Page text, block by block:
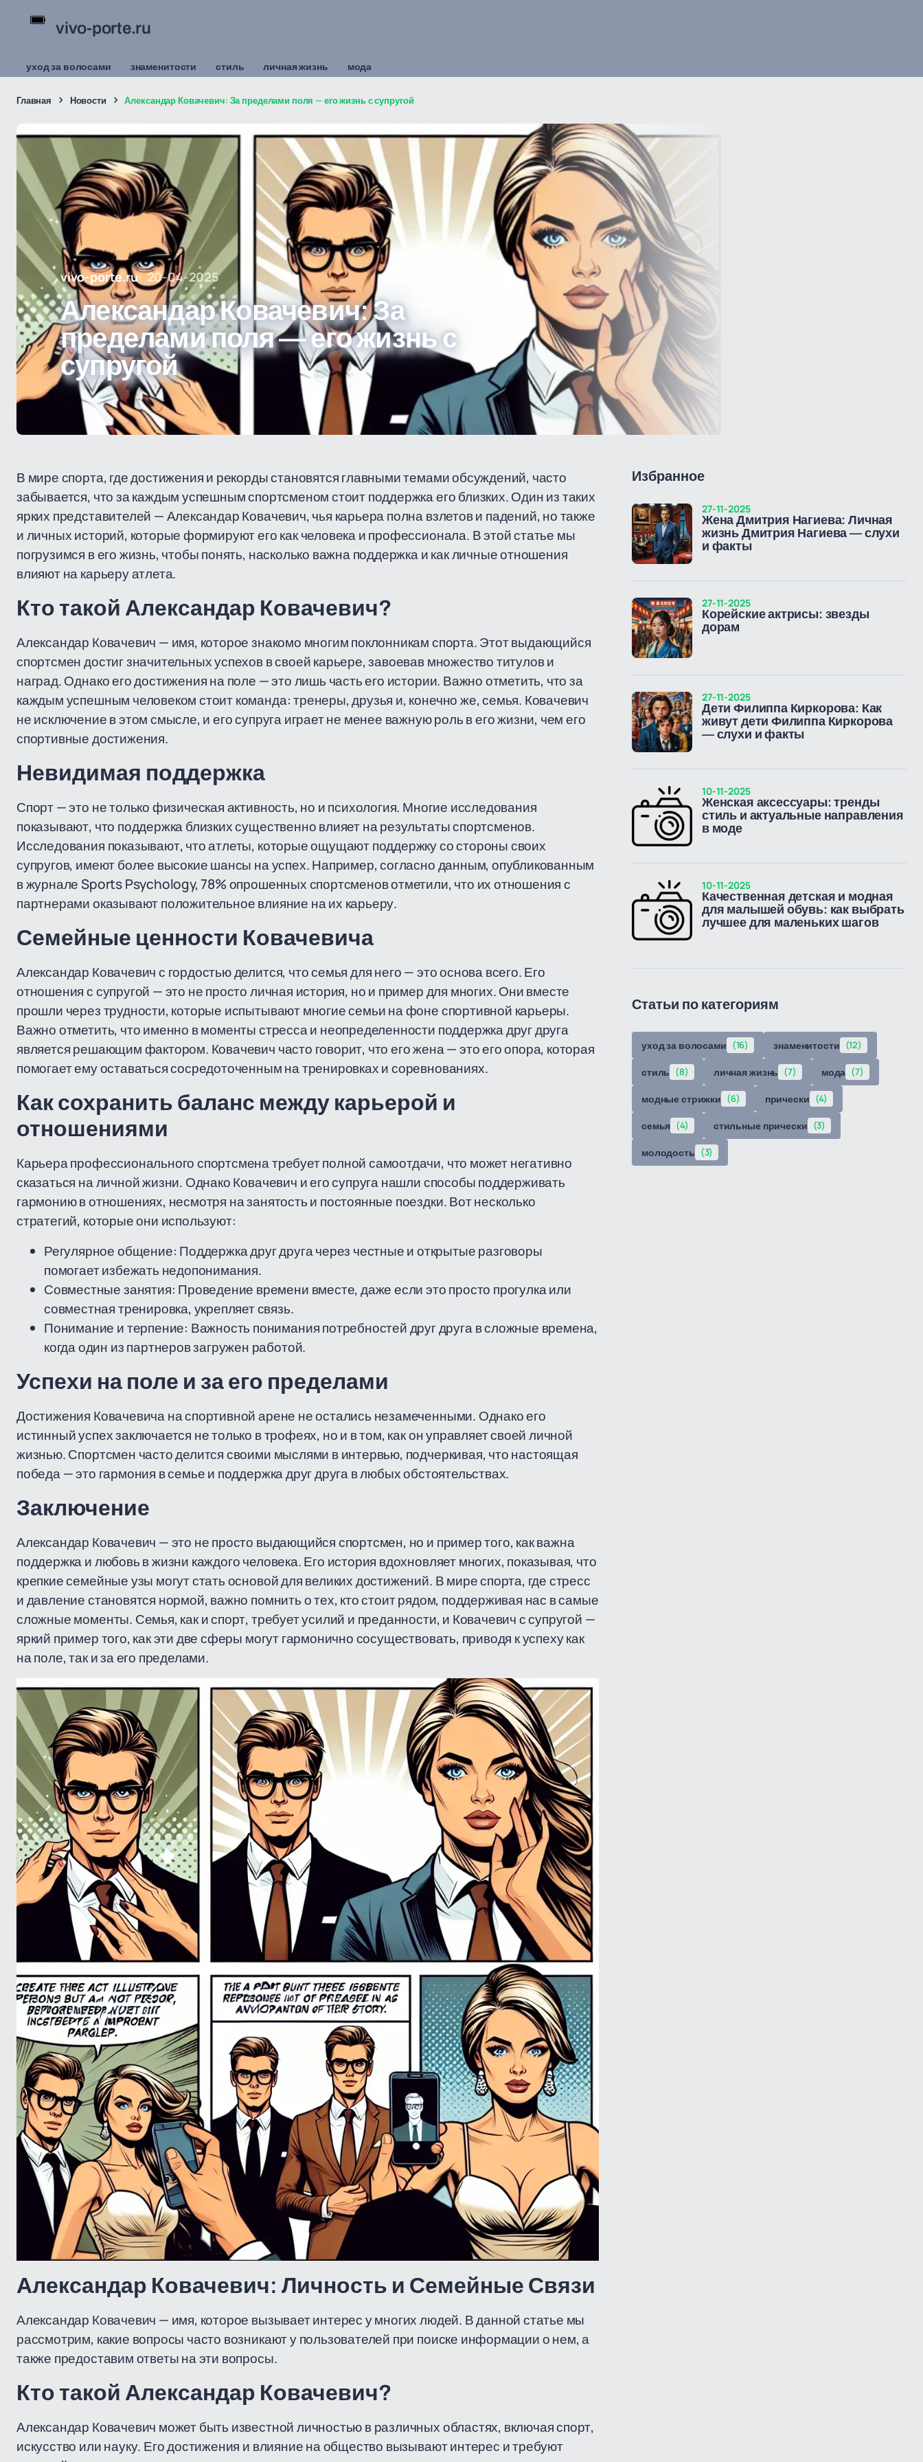
vivo-porte.ru
уход за волосами знаменитости стиль личная жизнь мода
Главная Новости Александар Ковачевич: За пределами поля — его жизнь с супругой
vivo-porte.ru 20-04-2025
Александар Ковачевич: За
пределами поля — его жизнь с
супругой
В мире спорта, где достижения и рекорды становятся главными темами обсуждений, часто
забывается, что за каждым успешным спортсменом стоит поддержка его близких. Один из таких
ярких представителей — Александар Ковачевич, чья карьера полна взлетов и падений, но также
и личных историй, которые формируют его как человека и профессионала. В этой статье мы
погрузимся в его жизнь, чтобы понять, насколько важна поддержка и как личные отношения
влияют на карьеру атлета.
Кто такой Александар Ковачевич?
Александар Ковачевич — имя, которое знакомо многим поклонникам спорта. Этот выдающийся
спортсмен достиг значительных успехов в своей карьере, завоевав множество титулов и
наград. Однако его достижения на поле — это лишь часть его истории. Важно отметить, что за
каждым успешным человеком стоит команда: тренеры, друзья и, конечно же, семья. Ковачевич
не исключение в этом смысле, и его супруга играет не менее важную роль в его жизни, чем его
спортивные достижения.
Невидимая поддержка
Спорт — это не только физическая активность, но и психология. Многие исследования
показывают, что поддержка близких существенно влияет на результаты спортсменов.
Исследования показывают, что атлеты, которые ощущают поддержку со стороны своих
супругов, имеют более высокие шансы на успех. Например, согласно данным, опубликованным
в журнале Sports Psychology, 78% опрошенных спортсменов отметили, что их отношения с
партнерами оказывают положительное влияние на их карьеру.
Семейные ценности Ковачевича
Александар Ковачевич с гордостью делится, что семья для него — это основа всего. Его
отношения с супругой — это не просто личная история, но и пример для многих. Они вместе
прошли через трудности, которые испытывают многие семьи на фоне спортивной карьеры.
Важно отметить, что именно в моменты стресса и неопределенности поддержка друг друга
является решающим фактором. Ковачевич часто говорит, что его жена — это его опора, которая
помогает ему оставаться сосредоточенным на тренировках и соревнованиях.
Как сохранить баланс между карьерой и
отношениями
Карьера профессионального спортсмена требует полной самоотдачи, что может негативно
сказаться на личной жизни. Однако Ковачевич и его супруга нашли способы поддерживать
гармонию в отношениях, несмотря на занятость и постоянные поездки. Вот несколько
стратегий, которые они используют:
Регулярное общение: Поддержка друг друга через честные и открытые разговоры
помогает избежать недопонимания.
Совместные занятия: Проведение времени вместе, даже если это просто прогулка или
совместная тренировка, укрепляет связь.
Понимание и терпение: Важность понимания потребностей друг друга в сложные времена,
когда один из партнеров загружен работой.
Успехи на поле и за его пределами
Достижения Ковачевича на спортивной арене не остались незамеченными. Однако его
истинный успех заключается не только в трофеях, но и в том, как он управляет своей личной
жизнью. Спортсмен часто делится своими мыслями в интервью, подчеркивая, что настоящая
победа — это гармония в семье и поддержка друг друга в любых обстоятельствах.
Заключение
Александар Ковачевич — это не просто выдающийся спортсмен, но и пример того, как важна
поддержка и любовь в жизни каждого человека. Его история вдохновляет многих, показывая, что
крепкие семейные узы могут стать основой для великих достижений. В мире спорта, где стресс
и давление становятся нормой, важно помнить о тех, кто стоит рядом, поддерживая нас в самые
сложные моменты. Семья, как и спорт, требует усилий и преданности, и Ковачевич с супругой —
яркий пример того, как эти две сферы могут гармонично сосуществовать, приводя к успеху как
на поле, так и за его пределами.
Александар Ковачевич: Личность и Семейные Связи
Александар Ковачевич — имя, которое вызывает интерес у многих людей. В данной статье мы
рассмотрим, какие вопросы часто возникают у пользователей при поиске информации о нем, а
также предоставим ответы на эти вопросы.
Кто такой Александар Ковачевич?
Александар Ковачевич может быть известной личностью в различных областях, включая спорт,
искусство или науку. Его достижения и влияние на общество вызывают интерес и требуют
Избранное
Жена Дмитрия Нагиева: Личная
жизнь Дмитрия Нагиева — слухи
и факты
27-11-2025
Корейские актрисы: звезды
дорам
27-11-2025
Дети Филиппа Киркорова: Как
живут дети Филиппа Киркорова
— слухи и факты
27-11-2025
Женская аксессуары: тренды
стиль и актуальные направления
в моде
10-11-2025
Качественная детская и модная
для малышей обувь: как выбрать
лучшее для маленьких шагов
10-11-2025
Статьи по категориям
уход за волосами (16) знаменитости (12)
стиль (8) личная жизнь (7) мода (7)
модные стрижки (6) прически (4)
семья (4) стильные прически (3)
молодость (3)